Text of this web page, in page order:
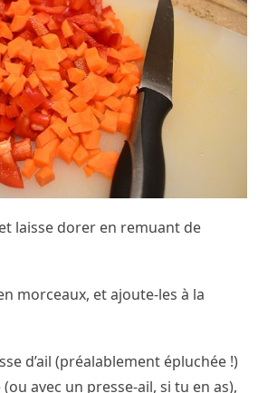
laisse dorer en remuant de
morceaux, et ajoute-les à la
d’ail (préalablement épluchée !)
avec un presse-ail, si tu en as),